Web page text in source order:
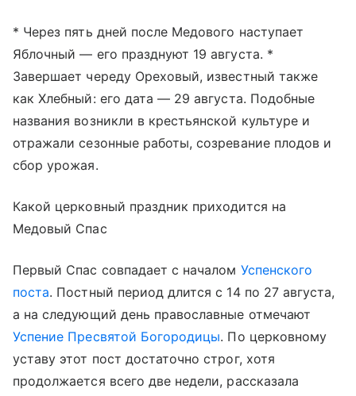
* Через пять дней после Медового наступает
Яблочный — его празднуют 19 августа. *
Завершает череду Ореховый, известный также
как Хлебный: его дата — 29 августа. Подобные
названия возникли в крестьянской культуре и
отражали сезонные работы, созревание плодов и
сбор урожая.
Какой церковный праздник приходится на
Медовый Спас
Первый Спас совпадает с началом Успенского
поста. Постный период длится с 14 по 27 августа,
а на следующий день православные отмечают
Успение Пресвятой Богородицы. По церковному
уставу этот пост достаточно строг, хотя
продолжается всего две недели, рассказала